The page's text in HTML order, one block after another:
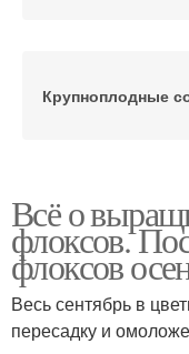
Крупноплодные
Необычные
Низкорослые
Всё о
флоксов.
флоксов
Весь сентябрь в
пересадку и